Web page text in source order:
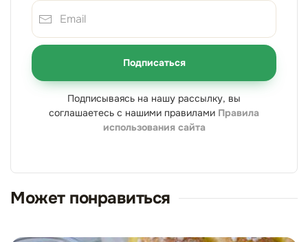
Подписаться
Подписываясь на нашу рассылку, вы
соглашаетесь с нашими правилами Правила
использования сайта
Может понравиться